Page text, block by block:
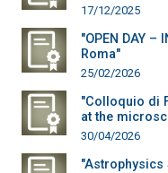
17/12/2025
"OPEN DAY
Roma"
25/02/2026
"Colloquio di
at the
30/04/2026
"Astrophysics